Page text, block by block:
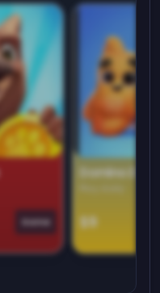
Game
Domino
$9